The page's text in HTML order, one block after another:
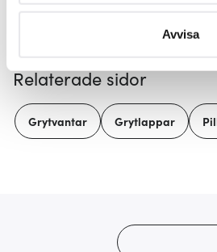
Du kan ändra eller dra tillbaka ditt
Vi använder cookies för att
ska anpassas efter det som vi tror
gör också att vi kan analysera vår
Avvisa
Relaterade sidor
Grytvantar Grytlappar